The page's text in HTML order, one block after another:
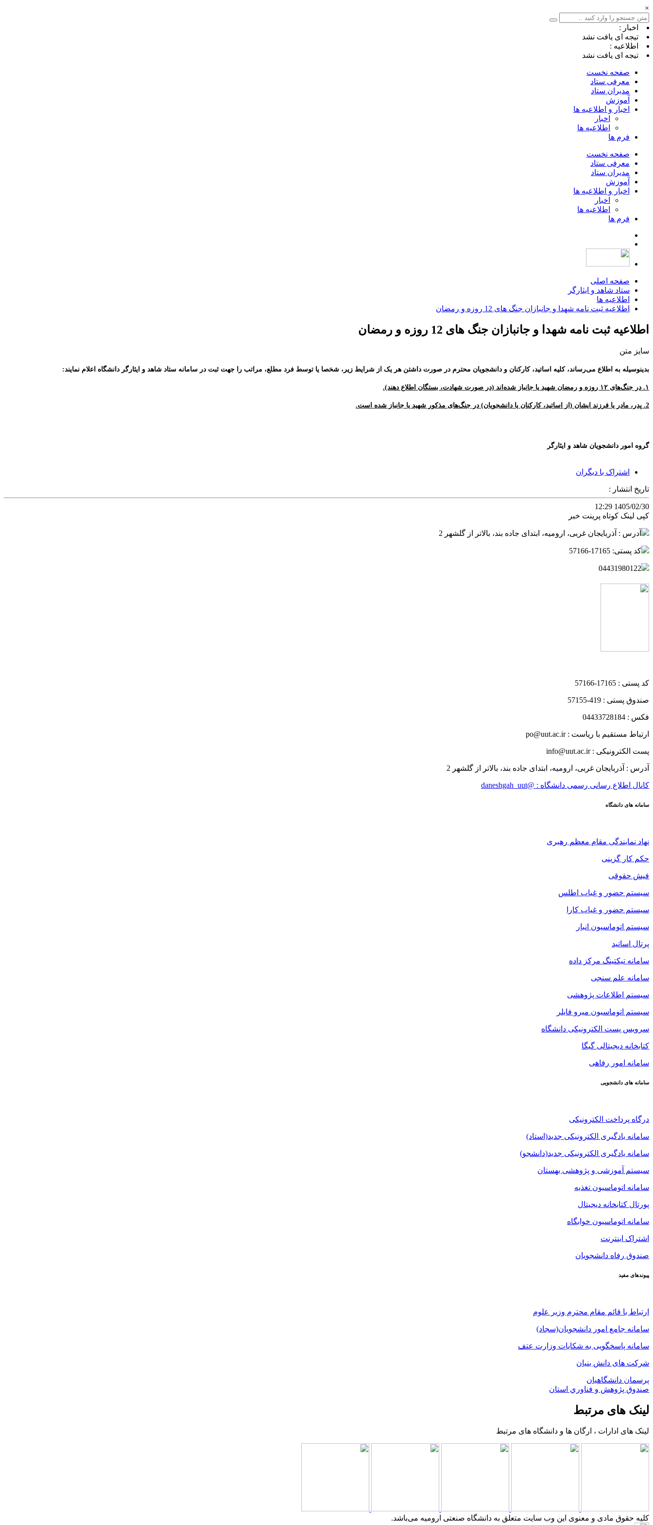
×
اخبار :
تیجه ای یافت نشد
اطلاعیه :
تیجه ای یافت نشد
صفحه نخست
معرفی ستاد
مدیران ستاد
آموزش
اخبار و اطلاعیه ها
اخبار
اطلاعیه ها
فرم ها
صفحه نخست
معرفی ستاد
مدیران ستاد
آموزش
اخبار و اطلاعیه ها
اخبار
اطلاعیه ها
فرم ها
صفحه اصلی
ستاد شاهد و ایثارگر
اطلاعیه ها
اطلاعیه ثبت نامه شهدا و جانبازان جنگ های 12 روزه و رمضان
اطلاعیه ثبت نامه شهدا و جانبازان جنگ های 12 روزه و رمضان
سایز متن
بدینوسیله به اطلاع می‌رساند، کلیه اساتید، کارکنان و دانشجویان محترم در صورت داشتن هر یک از شرایط زیر، شخصا یا توسط فرد مطلع، مراتب را جهت ثبت در سامانه ستاد شاهد و ایثارگر دانشگاه اعلام نمایند:
۱. در جنگ‌های ۱۲ روزه و رمضان شهید یا جانباز شده‌اند (در صورت شهادت، بستگان اطلاع دهند).
2. پدر، مادر یا فرزند ایشان (از اساتید، کارکنان یا دانشجویان) در جنگ‌های مذکور شهید یا جانباز شده است.
گروه امور دانشجویان شاهد و ایثارگر
اشتراک با دیگران
تاریخ انتشار :
1405/02/30 12:29
کپی لینک کوتاه پرینت خبر
آدرس : آذربایجان غربی، ارومیه، ابتدای جاده بند، بالاتر از گلشهر 2
کد پستی: 17165-57166
04431980122
کد پستی : 17165-57166
صندوق پستی : 419-57155
فکس : 04433728184
ارتباط مستقیم با ریاست : po@uut.ac.ir
پست الکترونیکی : info@uut.ac.ir
آدرس : آذربایجان غربی، ارومیه، ابتدای جاده بند، بالاتر از گلشهر 2
کانال اطلاع رسانی رسمی دانشگاه : @daneshgah_uut
سامانه های دانشگاه
نهاد نمایندگی مقام معظم رهبری
حکم کار گزینی
فیش حقوقی
سیستم حضور و غیاب اطلس
سیستم حضور و غیاب کارا
سیستم اتوماسیون انبار
پرتال اساتید
سامانه تیکتینگ مرکز داده
سامانه علم سنجی
سیستم اطلاعات پژوهشی
سیستم اتوماسیون میرو فایلر
سرویس پست الکترونیکی دانشگاه
کتابخانه دیجیتالی گیگا
سامانه امور رفاهی
سامانه های دانشجویی
درگاه پرداخت الکترونیکی
سامانه یادگیری الکترونیکی جدید(استاد)
سامانه یادگیری الکترونیکی جدید(دانشجو)
سیستم آموزشی و پژوهشی بهستان
سامانه اتوماسیون تغذیه
پورتال کتابخانه دیجیتال
سامانه اتوماسیون خوابگاه
اشتراک اینترنت
صندوق رفاه دانشجویان
پیوندهای مفید
ارتباط با قائم مقام محترم وزیر علوم
سامانه جامع امور دانشجویان(سجاد)
سامانه پاسخگویی به شکایات وزارت عتف
شرکت های دانش بنیان
پرسمان دانشگاهیان
صندوق پژوهش و فناوري استان
لینک های مرتبط
لینک های ادارات ، ارگان ها و دانشگاه های مرتبط
کلیه حقوق مادی و معنوی این وب سایت متعلق به دانشگاه صنعتی ارومیه می‌باشد.